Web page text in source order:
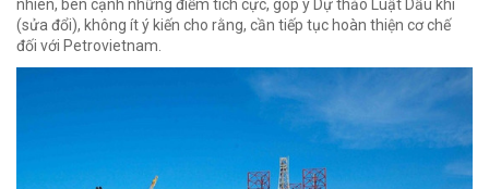
nhiên, bên cạnh những điểm tích cực, góp ý Dự thảo Luật Dầu khí
(sửa đổi), không ít ý kiến cho rằng, cần tiếp tục hoàn thiện cơ chế
đối với Petrovietnam.